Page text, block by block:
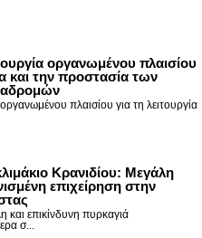
οργανωμένου πλαισίου
και την προστασία των
πλαισίου για τη λειτουργία
Κρανιδίου: Μεγάλη
επιχείρηση στην
και επικίνδυνη πυρκαγιά
σ...